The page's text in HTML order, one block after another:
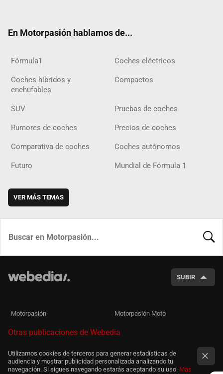
En Motorpasión hablamos de...
Fórmula1 Coches eléctricos
Coches híbridos y
enchufables
Compactos
SUV Pruebas de coches
Rumores de coches Precios de coches
Comparativa de coches Coches autónomos
Futuro Mundial de Fórmula 1
VER MÁS TEMAS
SUBIR
Motorpasión Motorpasión Moto
Otras publicaciones de Webedia
Utilizamos cookies de terceros para generar estadísticas de
audiencia y mostrar publicidad personalizada analizando tu
navegación. Si sigues navegando estarás aceptando su uso. Más